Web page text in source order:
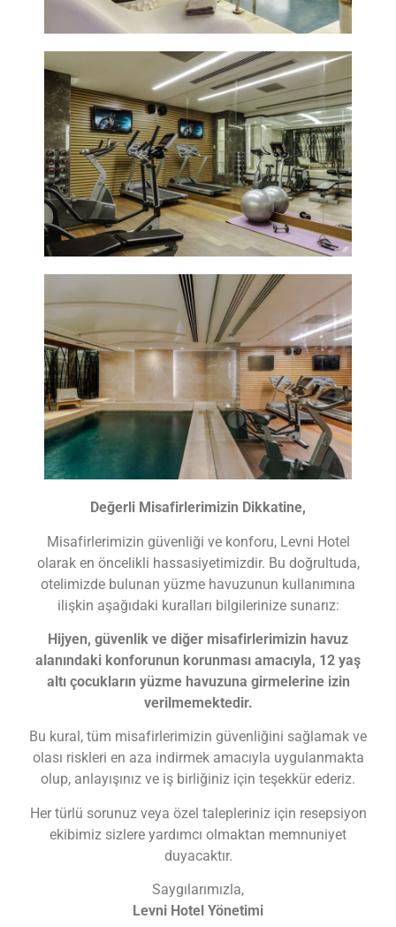
Değerli Misafirlerimizin Dikkatine,
Misafirlerimizin güvenliği ve konforu, Levni Hotel
olarak en öncelikli hassasiyetimizdir. Bu doğrultuda,
otelimizde bulunan yüzme havuzunun kullanımına
ilişkin aşağıdaki kuralları bilgilerinize sunarız:
Hijyen, güvenlik ve diğer misafirlerimizin havuz
alanındaki konforunun korunması amacıyla, 12 yaş
altı çocukların yüzme havuzuna girmelerine izin
verilmemektedir.
Bu kural, tüm misafirlerimizin güvenliğini sağlamak ve
olası riskleri en aza indirmek amacıyla uygulanmakta
olup, anlayışınız ve iş birliğiniz için teşekkür ederiz.
Her türlü sorunuz veya özel talepleriniz için resepsiyon
ekibimiz sizlere yardımcı olmaktan memnuniyet
duyacaktır.
Saygılarımızla,
Levni Hotel Yönetimi